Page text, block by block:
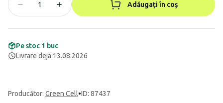
Adăugați în coș
Pe stoc 1 buc
Livrare deja 13.08.2026
Producător: Green Cell•ID: 87437